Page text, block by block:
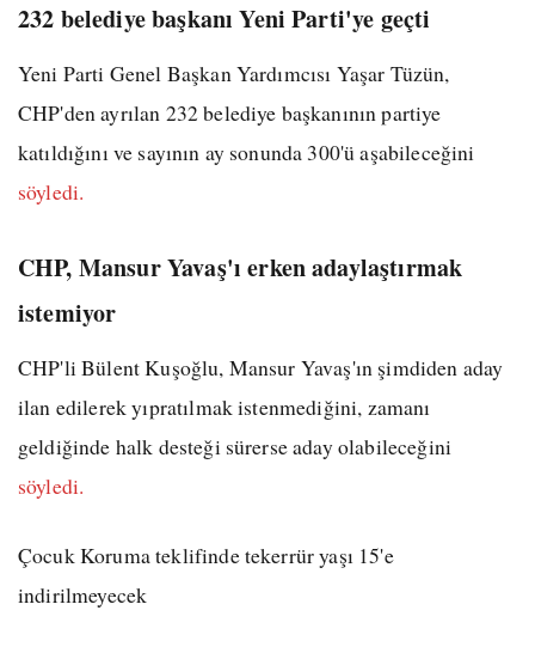
232 belediye başkanı Yeni Parti'ye geçti
Yeni Parti Genel Başkan Yardımcısı Yaşar Tüzün,
CHP'den ayrılan 232 belediye başkanının partiye
katıldığını ve sayının ay sonunda 300'ü aşabileceğini
söyledi.
CHP, Mansur Yavaş'ı erken adaylaştırmak
istemiyor
CHP'li Bülent Kuşoğlu, Mansur Yavaş'ın şimdiden aday
ilan edilerek yıpratılmak istenmediğini, zamanı
geldiğinde halk desteği sürerse aday olabileceğini
söyledi.
Çocuk Koruma teklifinde tekerrür yaşı 15'e
indirilmeyecek